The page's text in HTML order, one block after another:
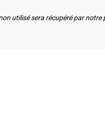
utilisé sera récupéré par notre